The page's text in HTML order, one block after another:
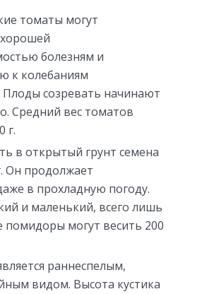
томаты могут
хорошей
болезням и
к колебаниям
созревать начинают
Средний вес томатов
г.
в открытый грунт семена
Он продолжает
в прохладную погоду.
и маленький, всего лишь
помидоры могут весить 200
раннеспелым,
видом. Высота кустика